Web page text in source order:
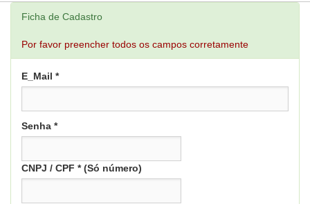
Ficha de Cadastro
Por favor preencher todos os campos corretamente
E_Mail *
Senha *
CNPJ / CPF * (Só número)